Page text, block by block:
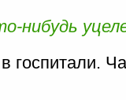
нибудь
госпитали.